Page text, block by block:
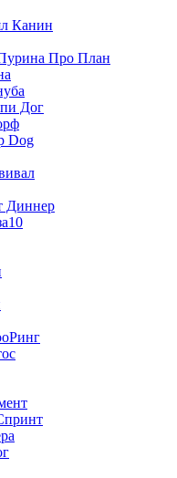
Канин
Про План
Дог
Dog
Диннер